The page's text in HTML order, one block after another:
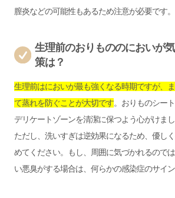
膣炎などの可能性もあるため注意が必要です。
生理前のおりもののにおいが
策は？
生理前はにおいが最も強くなる時期ですが、
て蒸れを防ぐことが大切です。おりものシー
デリケートゾーンを清潔に保つよう心がけまし
ただし、洗いすぎは逆効果になるため、優し
めてください。もし、周囲に気づかれるので
い悪臭がする場合は、何らかの感染症のサイン